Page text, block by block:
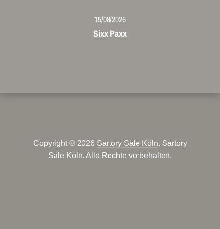
15/08/2026
Sixx Paxx
Copyright © 2026 Sartory Säle Köln. Sartory
Säle Köln. Alle Rechte vorbehalten.